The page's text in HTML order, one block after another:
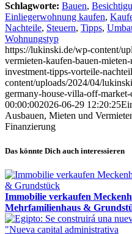
Schlagworte: Bauen,
Einliegerwohnung kaufen,
Nachteile, Steuern, Tipps,
Wohnungstyp
https://lukinski.de/wp-content/
vermieten-kaufen-bauen-
investment-tipps-vorteile-
content/uploads/2024/04/
germany-house-villa-off-market-
00:00:002026-06-29 12:20:25
Ausbauen, Mieten und
Finanzierung
Das könnte Dich auch interessieren
Immobilie verkaufen
Mehrfamilienhaus &